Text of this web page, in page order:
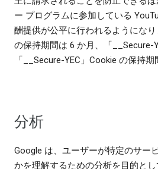
ー プログラムに参加している
酬提供が公平に行われるようにな
の保持期間は 6 か月、「__Secure-
「__Secure-YEC」Cookie の保持期
分析
Google は、ユーザーが特定のサー
かを理解するための分析を目的と